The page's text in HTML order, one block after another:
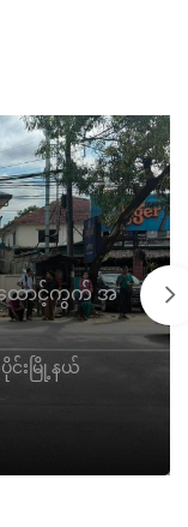
ထောင့်ကွက် အ
င်းမြို့နယ်